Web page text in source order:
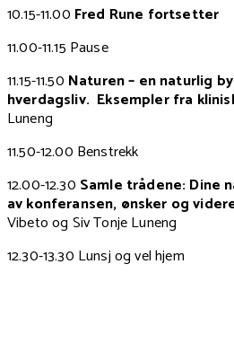
10.15-11.00 Fred Rune fortsetter
11.00-11.15 Pause
11.15-11.50 Naturen – en naturlig
hverdagsliv. Eksempler fra
Luneng
11.50-12.00 Benstrekk
12.00-12.30 Samle trådene: Dine
av konferansen, ønsker og
Vibeto og Siv Tonje Luneng
12.30-13.30 Lunsj og vel hjem